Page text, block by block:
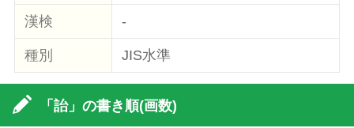
漢検 -
種別 JIS水準
「詒」の書き順(画数)